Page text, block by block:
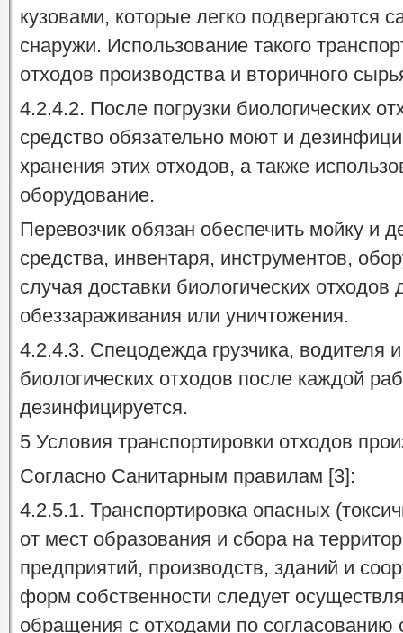
кузовами, которые легко подвергаются
снаружи. Использование такого
отходов производства и вторичного
4.2.4.2. После погрузки биологических
средство обязательно моют и
хранения этих отходов, а также
оборудование.
Перевозчик обязан обеспечить мойку и
средства, инвентаря, инструментов,
случая доставки биологических отходов
обеззараживания или уничтожения.
4.2.4.3. Спецодежда грузчика, водителя
биологических отходов после каждой
дезинфицируется.
5 Условия транспортировки отходов
Согласно Санитарным правилам [3]:
4.2.5.1. Транспортировка опасных
от мест образования и сбора на
предприятий, производств, зданий и
форм собственности следует
обращения с отходами по согласованию